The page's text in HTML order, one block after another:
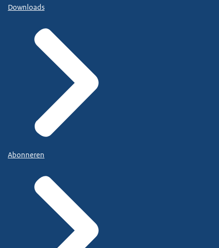
Downloads
Abonneren